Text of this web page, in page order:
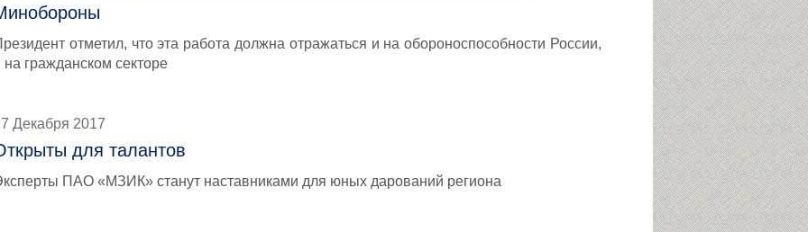
отметил, что эта работа должна отражаться и на обороноспособности России,
на гражданском секторе
Декабря 2017
для талантов
ПАО «МЗИК» станут наставниками для юных дарований региона